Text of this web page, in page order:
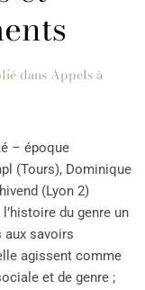
dans Appels à
– époque
(Tours), Dominique
(Lyon 2)
du genre un
aux savoirs
agissent comme
et de genre ;